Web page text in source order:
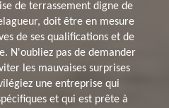
de terrassement digne de
doit être en mesure
de ses qualifications et de
N'oubliez pas de demander
les mauvaises surprises
une entreprise qui
et qui est prête à